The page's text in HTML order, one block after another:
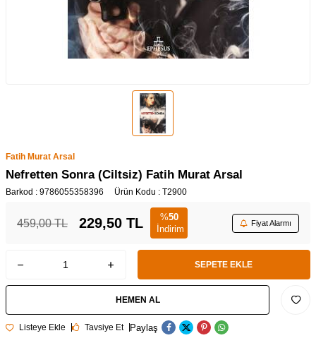
Fatih Murat Arsal
Nefretten Sonra (Ciltsiz) Fatih Murat Arsal
Barkod : 9786055358396 Ürün Kodu : T2900
459,00TL 229,50 TL %50
İndirim
Fiyat Alarmı
SEPETE EKLE
HEMEN AL
Listeye Ekle Tavsiye Et Paylaş